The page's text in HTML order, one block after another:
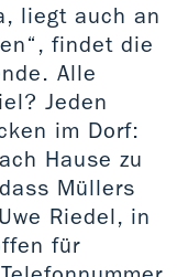
liegt auch an
findet die
Alle
Jeden
im Dorf:
Hause zu
Müllers
Riedel, in
für